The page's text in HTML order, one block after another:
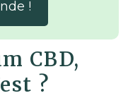
!
CBD,
?